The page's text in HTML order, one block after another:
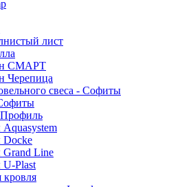
лист
СМАРТ
Черепица
свеса - Софиты
Line
Plast
кровля